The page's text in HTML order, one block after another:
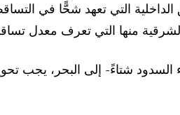
التي تعهد شحًّا في
الشرقية منها التي تعرف معدل
السدود شتاءً- إلى البحر، يجب